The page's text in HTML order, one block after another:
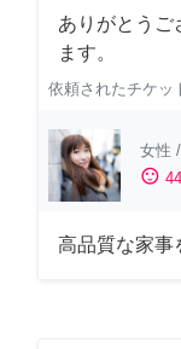
ありがとうご
ます。
依頼されたチケッ
女性 /
sentiment_satisfied 44
高品質な家事